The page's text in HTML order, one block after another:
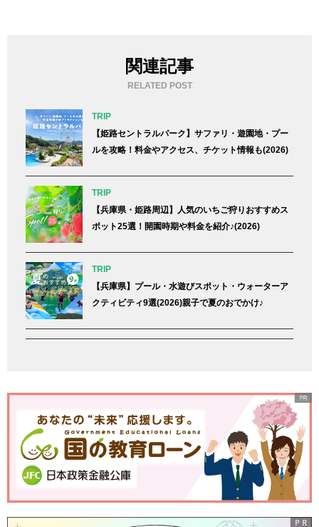
関連記事
RELATED POST
TRIP
【姫路セントラルパーク】サファリ・遊園地・プー
ルを攻略！料金やアクセス、チケット情報も(2026)
TRIP
【兵庫県・姫路周辺】人気のいちご狩りおすすめス
ポット25選！開園時期や料金を紹介♪(2026)
TRIP
【兵庫県】プール・水遊びスポット・ウォーターア
クティビティ9選(2026)親子で夏のおでかけ♪